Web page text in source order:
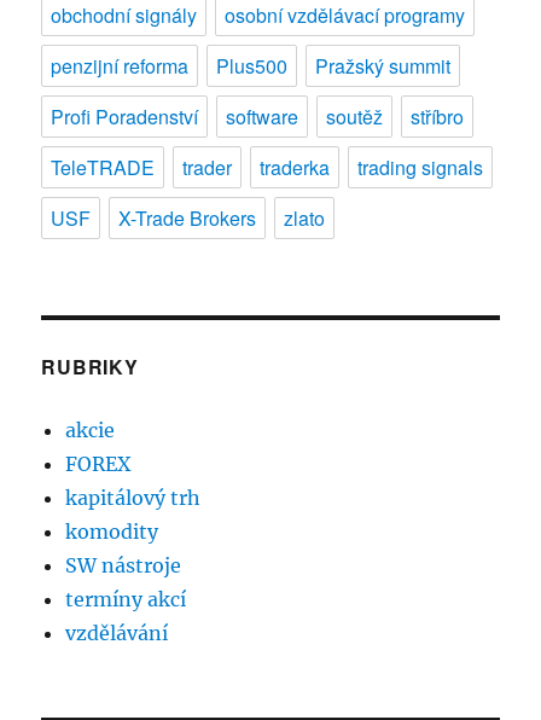
obchodní signály
osobní vzdělávací programy
penzijní reforma
Plus500
Pražský summit
Profi Poradenství
software soutěž
stříbro
TeleTRADE
trader traderka
trading signals
USF
X-Trade Brokers zlato
RUBRIKY
akcie
FOREX
kapitálový trh
komodity
SW nástroje
termíny akcí
vzdělávání